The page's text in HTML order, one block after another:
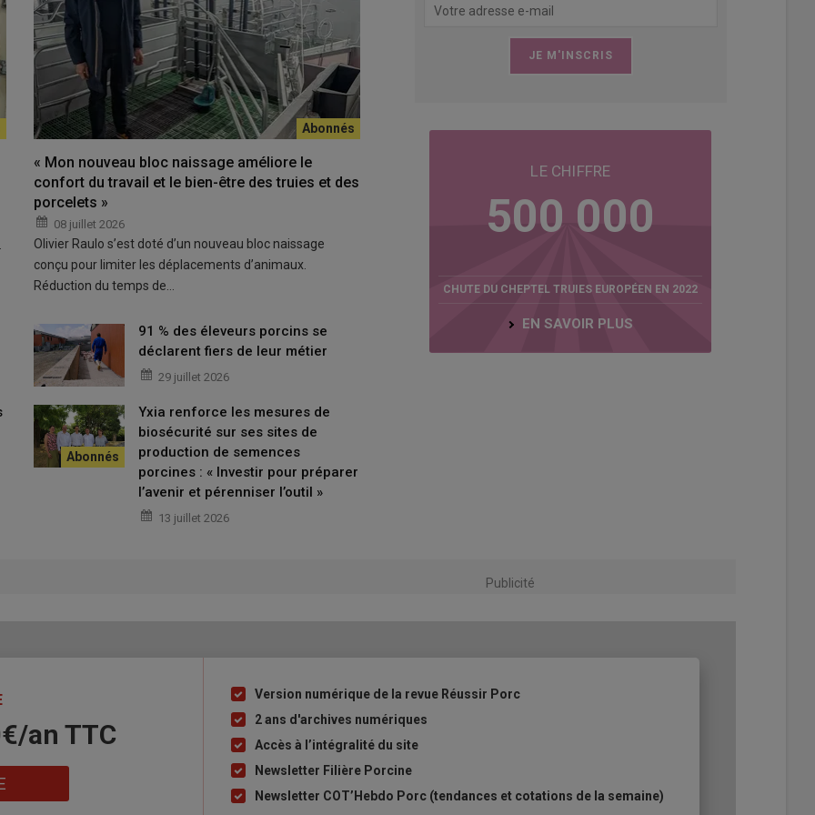
ses Trente Glorieuses, à condition de réussir à
Vue d'ensemble de l'élevage de Rossivin.
© Élevage de Rossivin
porcine pourrait connaître prochainement ses Trente
pour
décarboner au maximum l’énergie utilisée, être
dans la conduite de son élevage. C’est l’adoption de
en qualité-prix pour tous »
. Autrement dit, sous référentiel Le
son père en 2002, David Le Lay (adhérent Evel’Up) va
d’ampleur dont les derniers travaux viennent tout
« Mon nouveau bloc naissage améliore le
confort du travail et le bien-être des truies et des
porcelets »
08 juillet 2026
Olivier Raulo s’est doté d’un nouveau bloc naissage
conçu pour limiter les déplacements d’animaux.
Réduction du temps de…
91 % des éleveurs porcins se
déclarent fiers de leur métier
29 juillet 2026
Yxia renforce les mesures de
biosécurité sur ses sites de
production de semences
porcines : « Investir pour préparer
l’avenir et pérenniser l’outil »
13 juillet 2026
LE CHIFFRE
500 000
CHUTE DU CHEPTEL TRUIES EUROPÉEN EN 2022
EN SAVOIR PLUS
Publicité
an​ TTC
Liste
à
puce
Version numérique de la revue Réussir Porc
2 ans d'archives numériques
Accès à l’intégralité du site
Newsletter Filière Porcine
Newsletter COT’Hebdo Porc (tendances et cotations de la semaine)